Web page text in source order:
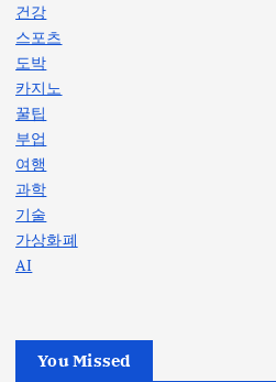
건강
스포츠
도박
카지노
꿀팁
부업
여행
과학
기술
가상화폐
AI
You Missed